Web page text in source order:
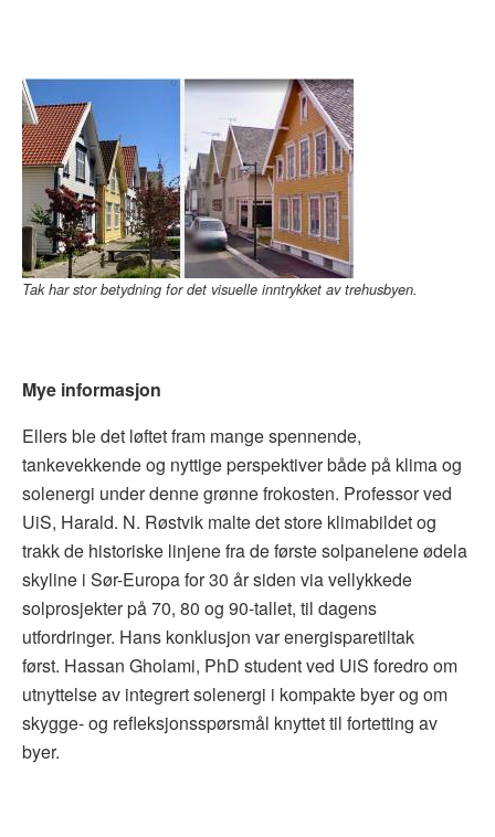
Tak har stor betydning for det visuelle inntrykket av trehusbyen.
Mye informasjon
Ellers ble det løftet fram mange spennende,
tankevekkende og nyttige perspektiver både på klima og
solenergi under denne grønne frokosten. Professor ved
UiS, Harald. N. Røstvik malte det store klimabildet og
trakk de historiske linjene fra de første solpanelene ødela
skyline i Sør-Europa for 30 år siden via vellykkede
solprosjekter på 70, 80 og 90-tallet, til dagens
utfordringer. Hans konklusjon var energisparetiltak
først. Hassan Gholami, PhD student ved UiS foredro om
utnyttelse av integrert solenergi i kompakte byer og om
skygge- og refleksjonsspørsmål knyttet til fortetting av
byer.